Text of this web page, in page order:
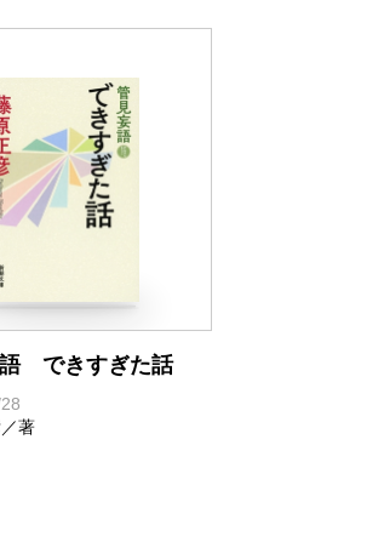
できすぎた話
著